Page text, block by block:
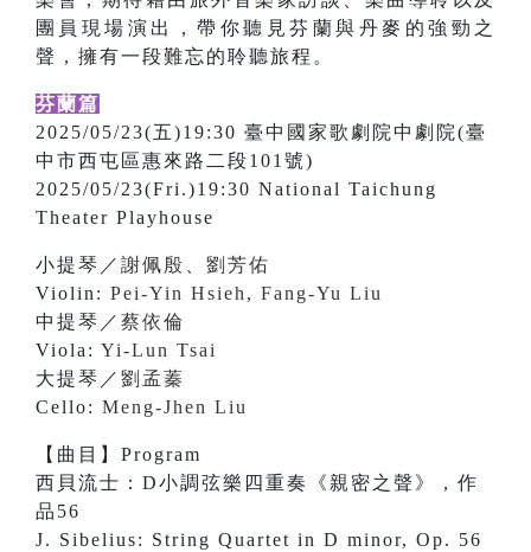
團員現場演出，帶你聽見芬蘭與丹麥的強勁之
聲，擁有一段難忘的聆聽旅程。
芬蘭篇
2025/05/23(五)19:30 臺中國家歌劇院中劇院(臺
中市西屯區惠來路二段101號)
2025/05/23(Fri.)19:30 National Taichung
Theater Playhouse
小提琴／ 謝佩殷
劉芳佑
Violin: Pei-Yin Hsieh , Fang-Yu Liu
中提琴／ 蔡依倫
Viola: Yi-Lun Tsai
大提琴／ 劉孟蓁
Cello: Meng-Jhen Liu
【曲目】Program
西貝流士：D小調弦樂四重奏《親密之聲》，作
品56
J. Sibelius: String Quartet in D minor, Op. 56